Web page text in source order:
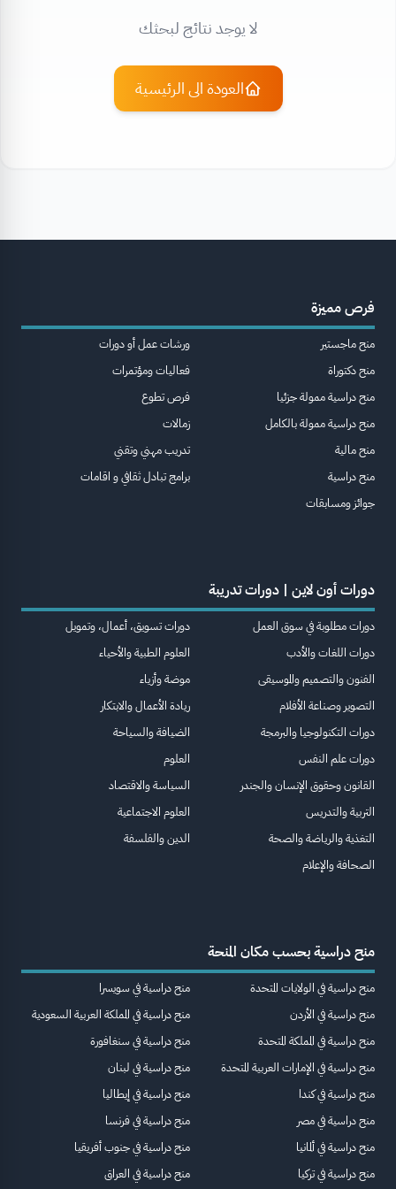
لا يوجد نتائج لبحثك
العودة الى الرئيسية
فرص مميزة
منح ماجستير
منح دكتوراة
منح دراسية ممولة جزئيا
منح دراسية ممولة بالكامل
منح مالية
منح دراسية
جوائز ومسابقات
ورشات عمل أو دورات
فعاليات ومؤتمرات
فرص تطوع
زمالات
تدريب مهني وتقني
برامج تبادل ثقافي و اقامات
دورات أون لاين | دورات تدريبة
دورات مطلوبة في سوق العمل
دورات اللغات والأدب
الفنون والتصميم والموسيقى
التصوير وصناعة الأفلام
دورات التكنولوجيا والبرمجة
دورات علم النفس
القانون وحقوق الإنسان والجندر
التربية والتدريس
التغذية والرياضة والصحة
الصحافة والإعلام
دورات تسويق، أعمال، وتمويل
العلوم الطبية والأحياء
موضة وأزياء
ريادة الأعمال والابتكار
الضيافة والسياحة
العلوم
السياسة والاقتصاد
العلوم الاجتماعية
الدين والفلسفة
منح دراسية بحسب مكان المنحة
منح دراسية في الولايات المتحدة
منح دراسية في الأردن
منح دراسية في المملكة المتحدة
منح دراسية في الإمارات العربية المتحدة
منح دراسية في كندا
منح دراسية في مصر
منح دراسية في ألمانيا
منح دراسية في تركيا
منح دراسية في سويسرا
منح دراسية في المملكة العربية السعودية
منح دراسية في سنغافورة
منح دراسية في لبنان
منح دراسية في إيطاليا
منح دراسية في فرنسا
منح دراسية في جنوب أفريقيا
منح دراسية في العراق